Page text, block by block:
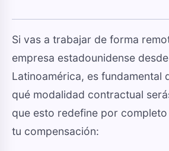
Si vas a trabajar de forma
empresa estadounidense
Latinoamérica, es fundamental
qué modalidad contractual
que esto redefine por
tu compensación: